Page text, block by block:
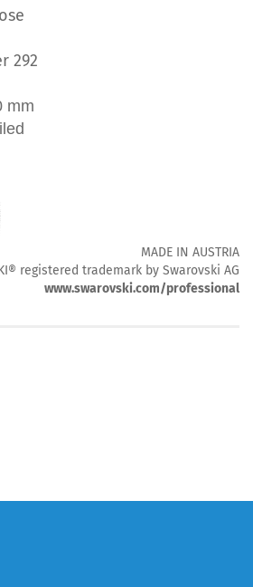
292
mm
MADE IN AUSTRIA
registered trademark by Swarovski AG
www.swarovski.com/professional